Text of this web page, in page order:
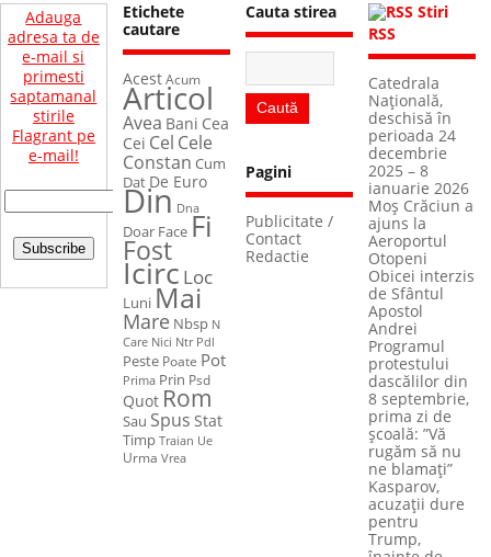
Adauga
adresa ta de
e-mail si
primesti
saptamanal
stirile
Flagrant pe
e-mail!
Etichete
cautare
Acest Acum
Articol
Avea Bani Cea
Cei Cel Cele
Constan Cum
Dat De Euro
Din Dna
Doar FaceFi
Fost
Icirc Loc
Luni Mai
Mare Nbsp N
Care Nici Ntr Pdl
Peste Poate Pot
Prima Prin Psd
Quot Rom
Sau Spus Stat
Timp Traian Ue
Urma Vrea
Cauta stirea
Pagini
Publicitate /
Contact
Redactie
Stiri
RSS
Catedrala
Naţională,
deschisă în
perioada 24
decembrie
2025 – 8
ianuarie 2026
Moș Crăciun a
ajuns la
Aeroportul
Otopeni
Obicei interzis
de Sfântul
Apostol
Andrei
Programul
protestului
dascălilor din
8 septembrie,
prima zi de
școală: ”Vă
rugăm să nu
ne blamați”
Kasparov,
acuzații dure
pentru
Trump,